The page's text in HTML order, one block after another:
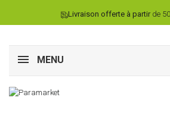
Livraison offerte à partirde
MENU